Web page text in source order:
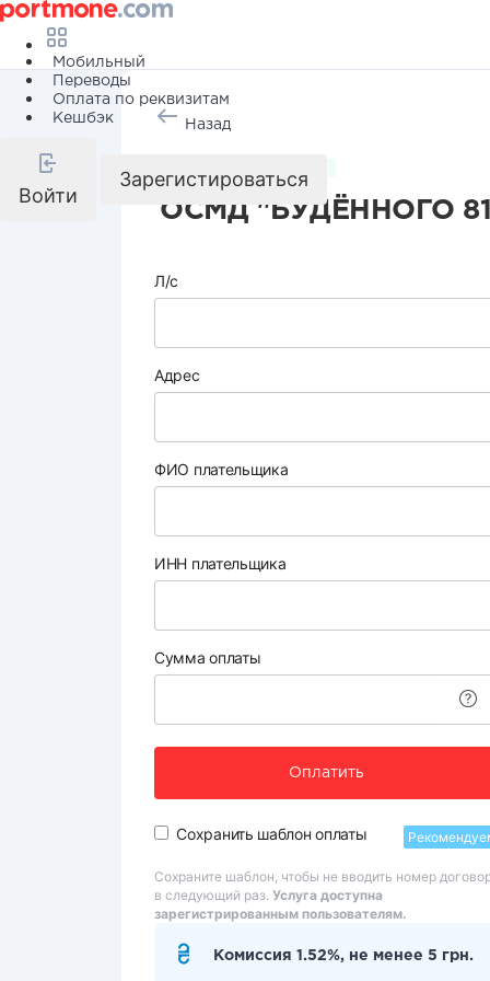
Мобильный
Переводы
Оплата по реквизитам
Кешбэк
Войти
Зарегистироваться
Назад
ОСМД "БУДЁННОГО
Л/с
Адрес
ФИО плательщика
ИНН плательщика
Сумма оплаты
Оплатить
Сохранить шаблон оплаты
Сохраните шаблон, чтобы не вводить номер
в следующий раз. Услуга доступна
зарегистрированным пользователям.
Комиссия 1.52%, не менее 5 грн.